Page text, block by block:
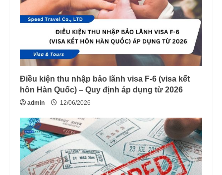
Điều kiện thu nhập bảo lãnh visa F-6 (visa kết
hôn Hàn Quốc) – Quy định áp dụng từ 2026
admin 12/06/2026